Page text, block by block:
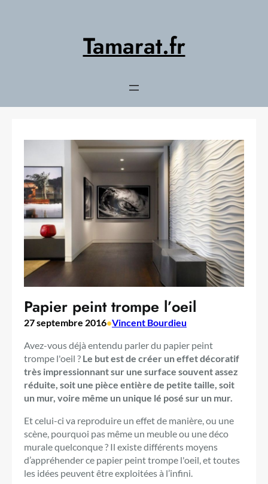
Tamarat.fr
Papier peint trompe l’oeil
27 septembre 2016•Vincent Bourdieu
Avez-vous déjà entendu parler du papier peint
trompe l'oeil ? Le but est de créer un effet décoratif
très impressionnant sur une surface souvent assez
réduite, soit une pièce entière de petite taille, soit
un mur, voire même un unique lé posé sur un mur.
Et celui-ci va reproduire un effet de manière, ou une
scène, pourquoi pas même un meuble ou une déco
murale quelconque ? Il existe différents moyens
d’appréhender ce papier peint trompe l'oeil, et toutes
les idées peuvent être exploitées à l’infini.